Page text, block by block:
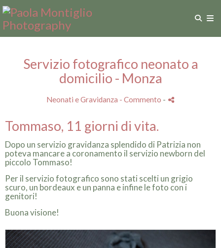
Servizio fotografico neonato a
domicilio - Monza
Neonati e Gravidanza - Commento -
Tommaso, 11 giorni di vita.
Dopo un servizio gravidanza splendido di Patrizia non
poteva mancare a coronamento il servizio newborn del
piccolo Tommaso!
Per il servizio fotografico sono stati scelti un grigio
scuro, un bordeaux e un panna e infine le foto con i
genitori!
Buona visione!